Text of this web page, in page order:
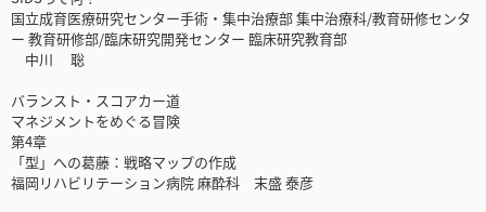
国立成育医療研究センター手術・集中治療部 集中治療科/教育研修センタ
ー 教育研修部/臨床研究開発センター 臨床研究教育部
中川 聡
バランスト・スコアカー道
マネジメントをめぐる冒険
第4章
「型」への葛藤：戦略マップの作成
福岡リハビリテーション病院 麻酔科 末盛 泰彦